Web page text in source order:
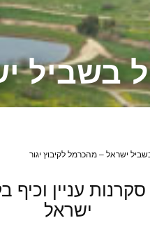
בשביל
ישראל – מהכרמל לקיבוץ יגור
עניין וכיף
ישראל